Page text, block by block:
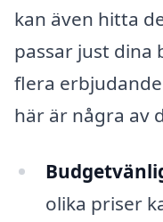
kan även hitta
passar just dina
flera
här är några av
olika priser